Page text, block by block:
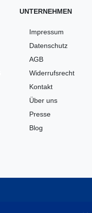
UNTERNEHMEN
Impressum
Datenschutz
AGB
Widerrufsrecht
Kontakt
Über uns
Presse
Blog